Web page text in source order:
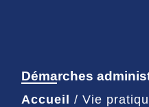
Démarches
Accueil / Vie